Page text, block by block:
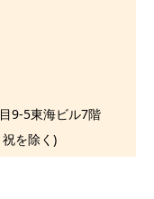
5東海ビル7階
を除く)